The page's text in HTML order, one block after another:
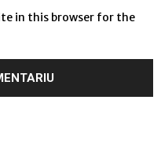
in this browser for the